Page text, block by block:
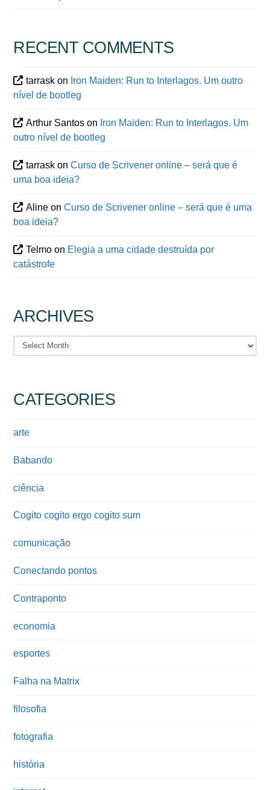
RECENT COMMENTS
tarrask on Iron Maiden: Run to Interlagos. Um outro
nível de bootleg
Arthur Santos on Iron Maiden: Run to Interlagos. Um
outro nível de bootleg
tarrask onCurso de Scrivener online – será que é
uma boa ideia?
Aline onCurso de Scrivener online – será que é uma
boa ideia?
Telmo on Elegia a uma cidade destruída por
catástrofe
ARCHIVES
Archives
CATEGORIES
arte
Babando
ciência
Cogito cogito ergo cogito sum
comunicação
Conectando pontos
Contraponto
economia
esportes
Falha na Matrix
filosofia
fotografia
história